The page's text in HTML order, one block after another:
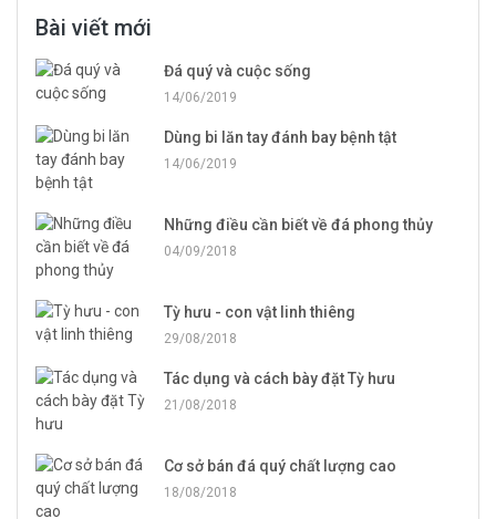
Bài viết mới
Đá quý và cuộc sống
14/06/2019
Dùng bi lăn tay đánh bay bệnh tật
14/06/2019
Những điều cần biết về đá phong thủy
04/09/2018
Tỳ hưu - con vật linh thiêng
29/08/2018
Tác dụng và cách bày đặt Tỳ hưu
21/08/2018
Cơ sở bán đá quý chất lượng cao
18/08/2018